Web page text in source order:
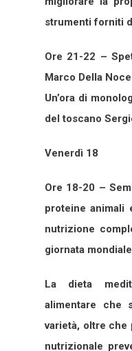
strumenti forniti
Ore 21-22 –
Marco Della Noce
Un’ora di
del toscano
Venerdì 18
Ore 18-20 –
proteine animali
nutrizione
giornata
La dieta
alimentare che
varietà, oltre
nutrizionale